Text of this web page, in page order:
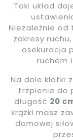
Taki układ
Niezależnie
zakresy
asekuracja
ruchem
Na dole klatki
trzpienie do
długość 20
krążki masz
domowej